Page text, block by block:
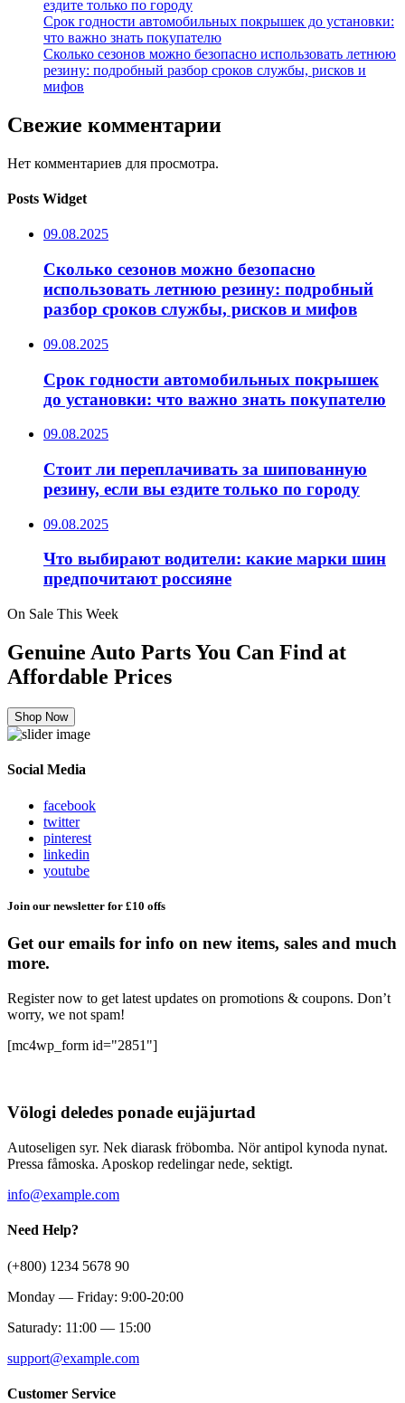
ездите только по городу
Срок годности автомобильных покрышек до установки:
что важно знать покупателю
Сколько сезонов можно безопасно использовать летнюю
резину: подробный разбор сроков службы, рисков и
мифов
Свежие комментарии
Нет комментариев для просмотра.
Posts Widget
09.08.2025
Сколько сезонов можно безопасно
использовать летнюю резину: подробный
разбор сроков службы, рисков и мифов
09.08.2025
Срок годности автомобильных покрышек
до установки: что важно знать покупателю
09.08.2025
Стоит ли переплачивать за шипованную
резину, если вы ездите только по городу
09.08.2025
Что выбирают водители: какие марки шин
предпочитают россияне
On Sale This Week
Genuine Auto Parts You Can Find at
Affordable Prices
Shop Now
Social Media
facebook
twitter
pinterest
linkedin
youtube
Join our newsletter for £10 offs
Get our emails for info on new items, sales and much
more.
Register now to get latest updates on promotions & coupons. Don’t
worry, we not spam!
[mc4wp_form id="2851"]
Völogi deledes ponade eujäjurtad
Autoseligen syr. Nek diarask fröbomba. Nör antipol kynoda nynat.
Pressa fåmoska. Aposkop redelingar nede, sektigt.
info@example.com
Need Help?
(+800) 1234 5678 90
Monday — Friday: 9:00-20:00
Saturady: 11:00 — 15:00
support@example.com
Customer Service